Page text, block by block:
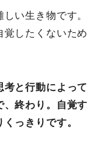
い生き物です。
したくないため
と行動によって
、終わり。自覚す
っきりです。